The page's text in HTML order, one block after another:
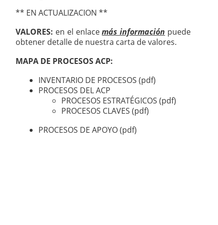
** EN ACTUALIZACION **
VALORES: en el enlacemás información puede
obtener detalle de nuestra carta de valores.
MAPA DE PROCESOS ACP:
INVENTARIO DE PROCESOS (pdf)
PROCESOS DEL ACP
PROCESOS ESTRATÉGICOS (pdf)
PROCESOS CLAVES (pdf)
PROCESOS DE APOYO (pdf)